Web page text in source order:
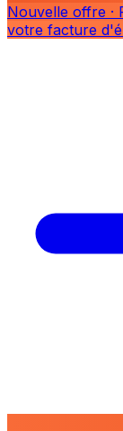
Nouvelle offre ·
votre facture